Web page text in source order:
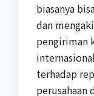
biasanya
dan
pengiriman
terhadap
perusahaan